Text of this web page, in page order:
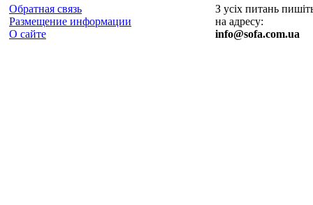
Обратная связь
Размещение информации
О сайте
З усіх питань
на адресу:
info@sofa.com.ua